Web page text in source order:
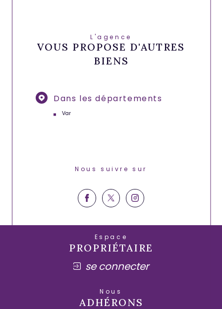
L'agence
VOUS PROPOSE D'AUTRES
BIENS
Dans les départements
Var
Nous suivre sur
Espace
PROPRIÉTAIRE
se connecter
Nous
ADHÉRONS